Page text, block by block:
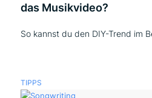
das Musikvideo?
So kannst du den DIY-Trend im
TIPPS